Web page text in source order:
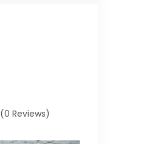
(0 Reviews)